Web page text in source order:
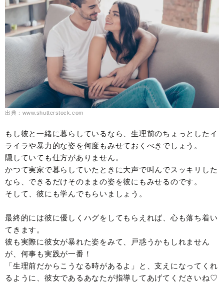
出典：www.shutterstock.com
もし彼と一緒に暮らしているなら、生理前のちょっとしたイ
ライラや暴力的な姿を何度もみせておくべきでしょう。
隠していても仕方がありません。
かつて実家で暮らしていたときに大声で叫んでスッキリした
なら、できるだけそのままの姿を彼にもみせるのです。
そして、彼にも学んでもらいましょう。
最終的には彼に優しくハグをしてもらえれば、心も落ち着い
てきます。
彼も実際に彼女が暴れた姿をみて、戸惑うかもしれません
が、何事も実践が一番！
「生理前だからこうなる時があるよ」と、支えになってくれ
るように、彼女であるあなたが指導してあげてくださいね♡